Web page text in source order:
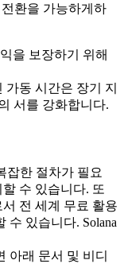
환을 가능하게하
을 보장하기 위해
동 시간은 장기 지
서를 강화합니다.
잡한 절차가 필요
수 있습니다. 또
전 세계 무료 활용
수 있습니다. Solana
아래 문서 및 비디